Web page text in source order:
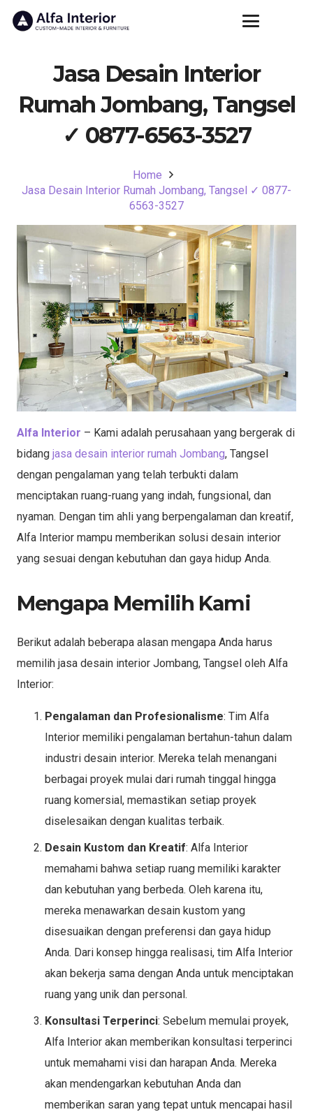
Jasa Desain Interior
Rumah Jombang, Tangsel
✓ 0877-6563-3527
Home
Jasa Desain Interior Rumah Jombang, Tangsel ✓ 0877-
6563-3527
Alfa Interior – Kami adalah perusahaan yang bergerak di
bidang jasa desain interior rumah Jombang, Tangsel
dengan pengalaman yang telah terbukti dalam
menciptakan ruang-ruang yang indah, fungsional, dan
nyaman. Dengan tim ahli yang berpengalaman dan kreatif,
Alfa Interior mampu memberikan solusi desain interior
yang sesuai dengan kebutuhan dan gaya hidup Anda.
Mengapa Memilih Kami
Berikut adalah beberapa alasan mengapa Anda harus
memilih jasa desain interior Jombang, Tangsel oleh Alfa
Interior:
Pengalaman dan Profesionalisme: Tim Alfa
Interior memiliki pengalaman bertahun-tahun dalam
industri desain interior. Mereka telah menangani
berbagai proyek mulai dari rumah tinggal hingga
ruang komersial, memastikan setiap proyek
diselesaikan dengan kualitas terbaik.
Desain Kustom dan Kreatif: Alfa Interior
memahami bahwa setiap ruang memiliki karakter
dan kebutuhan yang berbeda. Oleh karena itu,
mereka menawarkan desain kustom yang
disesuaikan dengan preferensi dan gaya hidup
Anda. Dari konsep hingga realisasi, tim Alfa Interior
akan bekerja sama dengan Anda untuk menciptakan
ruang yang unik dan personal.
Konsultasi Terperinci: Sebelum memulai proyek,
Alfa Interior akan memberikan konsultasi terperinci
untuk memahami visi dan harapan Anda. Mereka
akan mendengarkan kebutuhan Anda dan
memberikan saran yang tepat untuk mencapai hasil